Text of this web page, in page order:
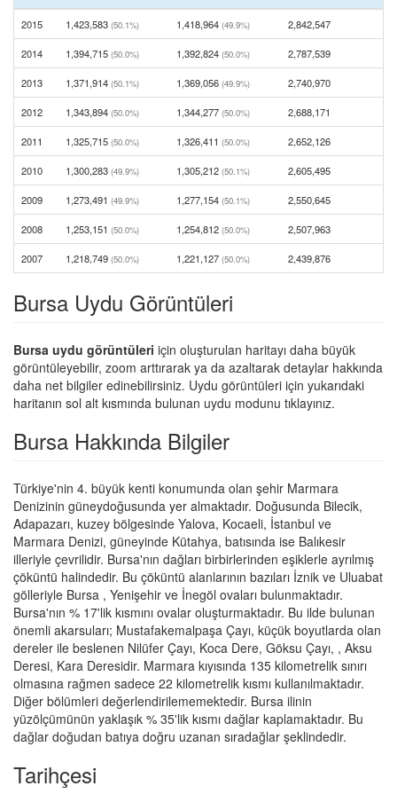
2015 1,423,583 (50.1%) 1,418,964 (49.9%) 2,842,547
2014 1,394,715 (50.0%) 1,392,824 (50.0%) 2,787,539
2013 1,371,914 (50.1%) 1,369,056 (49.9%) 2,740,970
2012 1,343,894 (50.0%) 1,344,277 (50.0%) 2,688,171
2011 1,325,715 (50.0%) 1,326,411 (50.0%) 2,652,126
2010 1,300,283 (49.9%) 1,305,212 (50.1%) 2,605,495
2009 1,273,491 (49.9%) 1,277,154 (50.1%) 2,550,645
2008 1,253,151 (50.0%) 1,254,812 (50.0%) 2,507,963
2007 1,218,749 (50.0%) 1,221,127 (50.0%) 2,439,876
Bursa Uydu Görüntüleri
Bursa uydu görüntüleri için oluşturulan haritayı daha büyük
görüntüleyebilir, zoom arttırarak ya da azaltarak detaylar hakkında
daha net bilgiler edinebilirsiniz. Uydu görüntüleri için yukarıdaki
haritanın sol alt kısmında bulunan uydu modunu tıklayınız.
Bursa Hakkında Bilgiler
Türkiye'nin 4. büyük kenti konumunda olan şehir Marmara
Denizinin güneydoğusunda yer almaktadır. Doğusunda Bilecik,
Adapazarı, kuzey bölgesinde Yalova, Kocaeli, İstanbul ve
Marmara Denizi, güneyinde Kütahya, batısında ise Balıkesir
illeriyle çevrilidir. Bursa'nın dağları birbirlerinden eşiklerle ayrılmış
çöküntü halindedir. Bu çöküntü alanlarının bazıları İznik ve Uluabat
gölleriyle Bursa , Yenişehir ve İnegöl ovaları bulunmaktadır.
Bursa'nın % 17'lik kısmını ovalar oluşturmaktadır. Bu ilde bulunan
önemli akarsuları; Mustafakemalpaşa Çayı, küçük boyutlarda olan
dereler ile beslenen Nilüfer Çayı, Koca Dere, Göksu Çayı, , Aksu
Deresi, Kara Deresidir. Marmara kıyısında 135 kilometrelik sınırı
olmasına rağmen sadece 22 kilometrelik kısmı kullanılmaktadır.
Diğer bölümleri değerlendirilememektedir. Bursa ilinin
yüzölçümünün yaklaşık % 35'lik kısmı dağlar kaplamaktadır. Bu
dağlar doğudan batıya doğru uzanan sıradağlar şeklindedir.
Tarihçesi